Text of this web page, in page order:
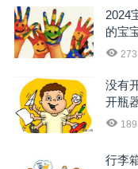
2024
的宝
273
没有
开瓶
189
行李